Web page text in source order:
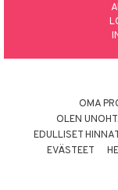
OMA
OLEN
EDULLISET
EVÄSTEET